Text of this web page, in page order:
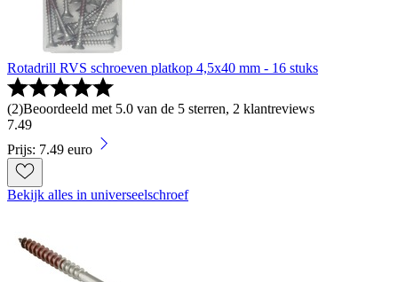
Rotadrill RVS schroeven platkop 4,5x40 mm - 16 stuks
(2)Beoordeeld met 5.0 van de 5 sterren, 2 klantreviews
7.49
Prijs: 7.49 euro
Bekijk alles in universeelschroef